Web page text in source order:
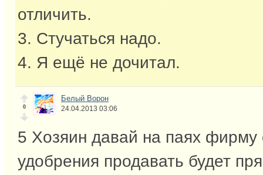
отличить.
3. Стучаться надо.
4. Я ещё не дочитал.
0
Белый Ворон
24.04.2013 03:06
5 Хозяин давай на паях фирму
удобрения продавать будет